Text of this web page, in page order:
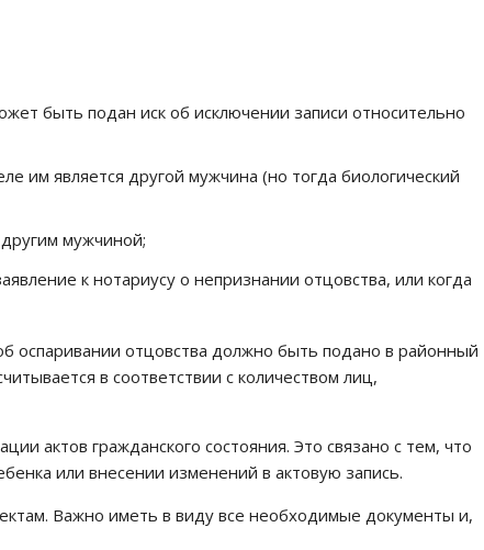
быть подан иск об исключении записи относительно
им является другой мужчина (но тогда биологический
мужчиной;
к нотариусу о непризнании отцовства, или когда
оспаривании отцовства должно быть подано в районный
в соответствии с количеством лиц,
актов гражданского состояния. Это связано с тем, что
или внесении изменений в актовую запись.
Важно иметь в виду все необходимые документы и,